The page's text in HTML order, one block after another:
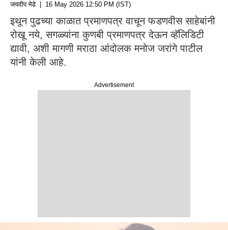
Advertisement
जयदीप मेढे| 16 May 2026 12:50 PM (IST)
इथून पुढच्या काळात प्रमाणपत्र वाचून फडणवीस साहेबांनी
रोखू नये, सगळ्यांना कुणबी प्रमाणपत्र देऊन व्हॅलिडिटी
द्यावी, अशी मागणी मराठा आंदोलक मनोज जरांगे पाटील
यांनी केली आहे.